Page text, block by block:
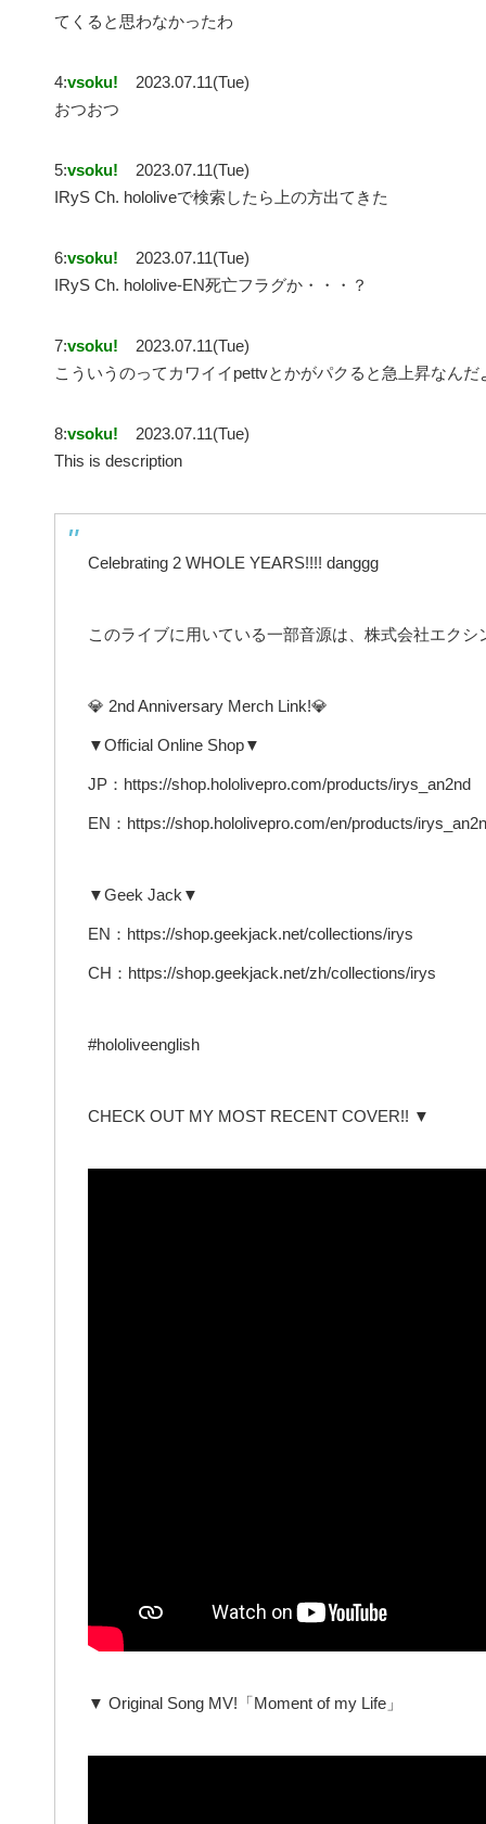
てくると思わなかったわ
4:vsoku!
2023.07.11(Tue)
おつおつ
5:vsoku!
2023.07.11(Tue)
IRyS Ch. hololiveで検索したら上の方出てきた
6:vsoku!
2023.07.11(Tue)
IRyS Ch. hololive-EN死亡フラグか・・・？
7:vsoku!
2023.07.11(Tue)
こういうのってカワイイpettvとかがパクると急上昇なんだ
8:vsoku!
2023.07.11(Tue)
This is description
Celebrating 2 WHOLE YEARS!!!! danggg
このライブに用いている一部音源は、株式会社エク
💎 2nd Anniversary Merch Link!💎
▼Official Online Shop▼
JP：https://shop.hololivepro.com/products/irys_an2nd
EN：https://shop.hololivepro.com/en/products/
▼Geek Jack▼
EN：https://shop.geekjack.net/collections/irys
CH：https://shop.geekjack.net/zh/collections/irys
#hololiveenglish
CHECK OUT MY MOST RECENT COVER!! ▼
▼ Original Song MV!「Moment of my Life」